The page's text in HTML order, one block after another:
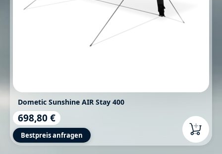
Dometic Sunshine AIR Stay 400
Regulärer Preis:
698,80 €
Bestpreis anfragen